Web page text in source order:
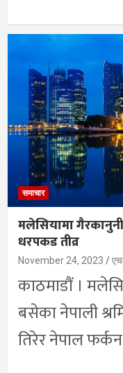
समाचार
मलेसियामा
धरपकड तीव्र
November 24, 2023
काठमाडौं ।
बसेका नेपाली
तिरेर नेपाल